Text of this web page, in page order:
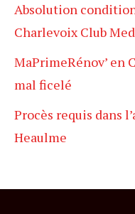
Absolution
Charlevoix Club Med
MaPrimeRénov’ en
mal ficelé
Procès requis dans
Heaulme